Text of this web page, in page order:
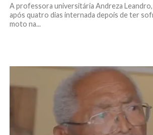
A professora universitária Andreza
após quatro dias internada depois de ter
moto na...